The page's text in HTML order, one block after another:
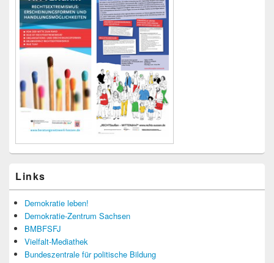
Links
Demokratie leben!
Demokratie-Zentrum Sachsen
BMBFSFJ
Vielfalt-Mediathek
Bundeszentrale für politische Bildung